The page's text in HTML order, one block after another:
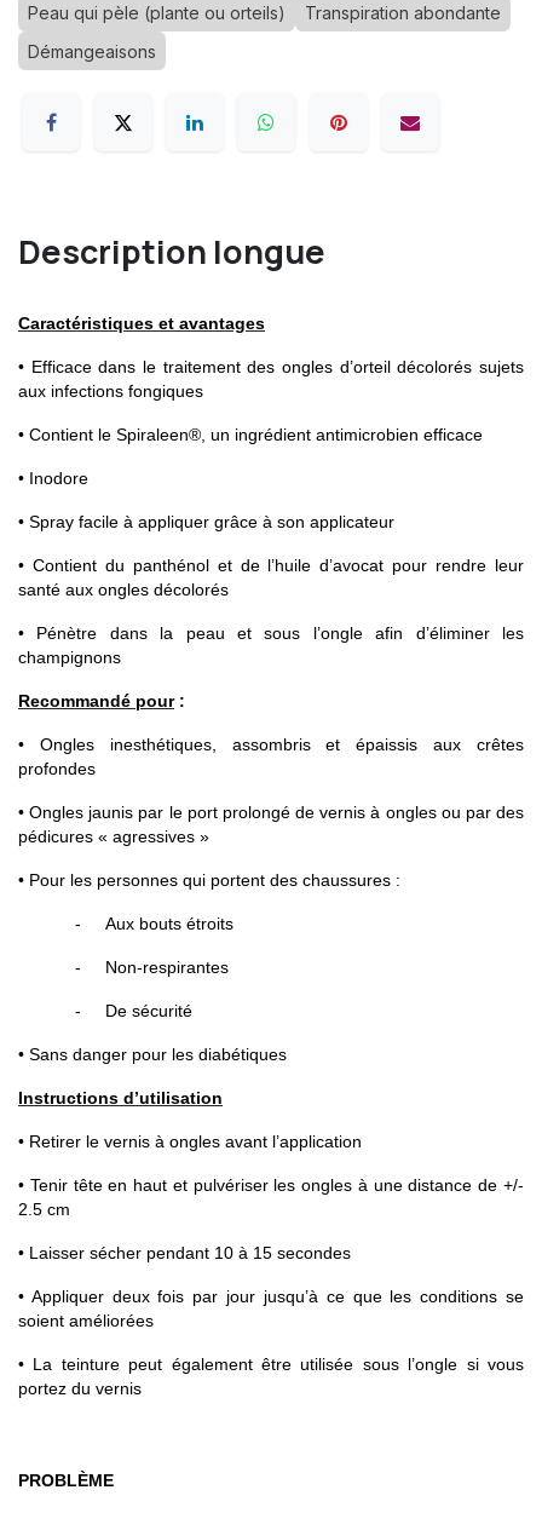
Peau qui pèle (plante ou orteils)
Transpiration abondante
Démangeaisons
Description longue
Caractéristiques et avantages
• Efficace dans le traitement des ongles d’orteil décolorés sujets
aux infections fongiques
• Contient le Spiraleen®, un ingrédient antimicrobien efficace
• Inodore
• Spray facile à appliquer grâce à son applicateur
• Contient du panthénol et de l’huile d’avocat pour rendre leur
santé aux ongles décolorés
• Pénètre dans la peau et sous l’ongle afin d’éliminer les
champignons
Recommandé pour:
• Ongles inesthétiques, assombris et épaissis aux crêtes
profondes
• Ongles jaunis par le port prolongé de vernis à ongles ou par des
pédicures « agressives »
• Pour les personnes qui portent des chaussures :
- Aux bouts étroits
- Non-respirantes
- De sécurité
• Sans danger pour les diabétiques
Instructions d’utilisation
• Retirer le vernis à ongles avant l’application
• Tenir tête en haut et pulvériser les ongles à une distance de +/-
2.5 cm
• Laisser sécher pendant 10 à 15 secondes
• Appliquer deux fois par jour jusqu’à ce que les conditions se
soient améliorées
• La teinture peut également être utilisée sous l’ongle si vous
portez du vernis
PROBLÈME